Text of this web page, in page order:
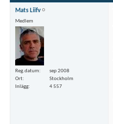
Mats Liifv
Medlem
Reg.datum
sep 2008
Ort
Stockholm
Inlägg
4 557